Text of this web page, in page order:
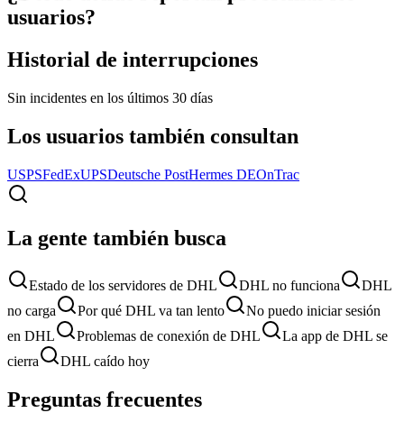
usuarios?
Historial de interrupciones
Sin incidentes en los últimos 30 días
Los usuarios también consultan
USPSFedExUPSDeutsche PostHermes DEOnTrac
La gente también busca
Estado de los servidores de DHL DHL no funciona
DHL
no carga
Por qué DHL va tan lento
No puedo iniciar sesión
en DHL
Problemas de conexión de DHL
La app de DHL se
cierra
DHL caído hoy
Preguntas frecuentes